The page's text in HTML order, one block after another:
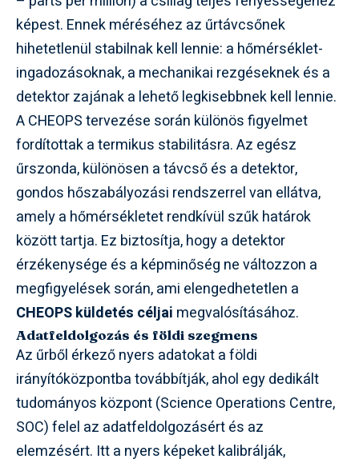
képest. Ennek méréséhez az űrtávcsőnek
hihetetlenül stabilnak kell lennie: a hőmérséklet-
ingadozásoknak, a mechanikai rezgéseknek és a
detektor zajának a lehető legkisebbnek kell lennie.
A CHEOPS tervezése során különös figyelmet
fordítottak a termikus stabilitásra. Az egész
űrszonda, különösen a távcső és a detektor,
gondos hőszabályozási rendszerrel van ellátva,
amely a hőmérsékletet rendkívül szűk határok
között tartja. Ez biztosítja, hogy a detektor
érzékenysége és a képminőség ne változzon a
megfigyelések során, ami elengedhetetlen a
CHEOPS küldetés céljai megvalósításához.
Adatfeldolgozás és földi szegmens
Az űrből érkező nyers adatokat a földi
irányítóközpontba továbbítják, ahol egy dedikált
tudományos központ (Science Operations Centre,
SOC) felel az adatfeldolgozásért és az
elemzésért. Itt a nyers képeket kalibrálják,